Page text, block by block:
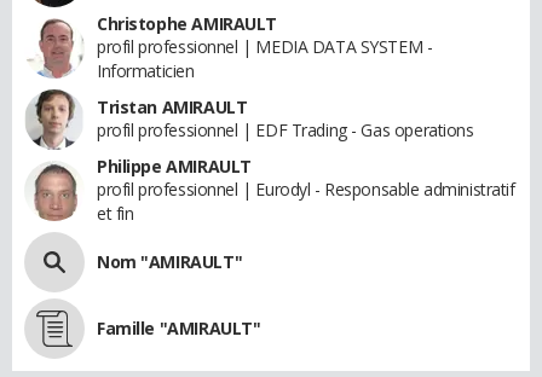
Christophe AMIRAULT
profil professionnel | MEDIA DATA SYSTEM -
Informaticien
Tristan AMIRAULT
profil professionnel | EDF Trading - Gas operations
Philippe AMIRAULT
profil professionnel | Eurodyl - Responsable administratif
et fin
Nom "AMIRAULT"
Famille "AMIRAULT"